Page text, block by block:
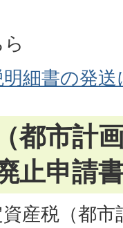
細書の発
都市計
止申請
産税（都